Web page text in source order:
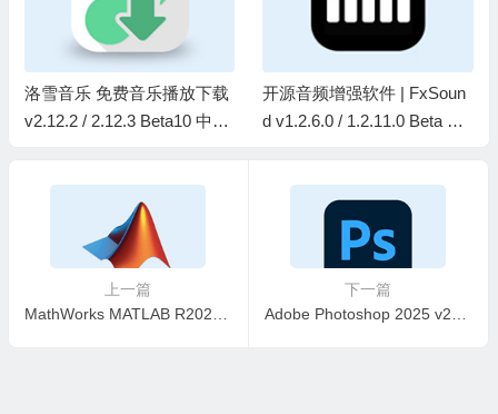
洛雪音乐 免费音乐播放下载
v2.12.2 / 2.12.3 Beta10 中文
开源音频增强软件 | FxSoun
d v1.2.6.0 / 1.2.11.0 Beta 最
上一篇
下一篇